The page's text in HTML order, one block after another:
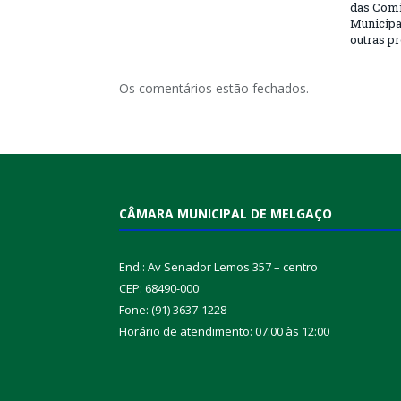
das
outras
Os comentários estão fechados.
CÂMARA MUNICIPAL DE MELGAÇO
End.: Av Senador Lemos 357 – centro
CEP: 68490-000
Fone: (91) 3637-1228
Horário de atendimento: 07:00 às 12:00